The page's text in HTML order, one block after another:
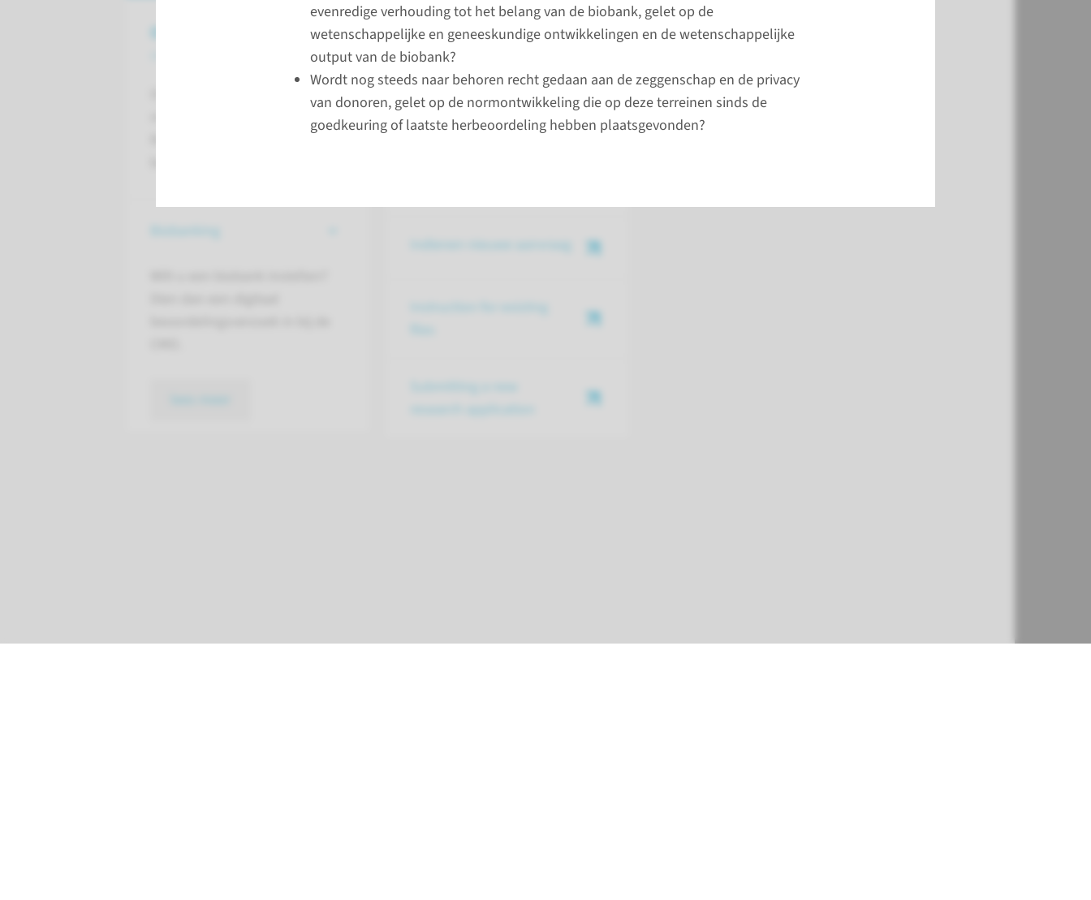
evenredige verhouding tot het belang van de biobank, gelet op de
wetenschappelijke en geneeskundige ontwikkelingen en de wetenschappelijke
output van de biobank?
Wordt nog steeds naar behoren recht gedaan aan de zeggenschap en de privacy
van donoren, gelet op de normontwikkeling die op deze terreinen sinds de
goedkeuring of laatste herbeoordeling hebben plaatsgevonden?
Onderzoek
Onderzoek met biobanking
Instructies digitale
portal van de
commissie
Instructions in English
Uploaden in de digitale
commissie
digitale portal